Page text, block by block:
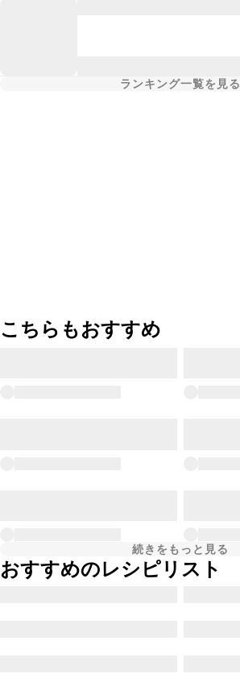
ランキング一覧を見る
こちらもおすすめ
続きをもっと見る
おすすめのレシピリスト